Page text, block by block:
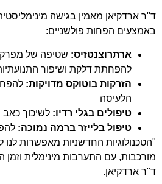
ד"ר ארדקיאן מאמין בגישה
באמצעים הפחות פולשניים:
ארתרוצנטזיס: שטיפה של
להפחתת דלקת ושיפור
הזרקות בוטוקס מדויקות:
הלעיסה
טיפולים בגלי רדיו: לשיכוך כאב
טיפול בלייזר ברמה נמוכה:
"הטכנולוגיות החדשניות מאפשרות לנו
מורכבות, עם התערבות מינימלית
ד"ר ארדקיאן.